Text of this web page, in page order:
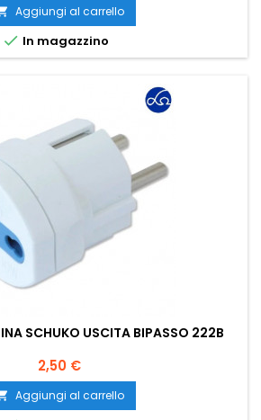
Aggiungi al carrello
 In magazzino
SCHUKO USCITA BIPASSO 222B
Prezzo
2,50 €
Aggiungi al carrello